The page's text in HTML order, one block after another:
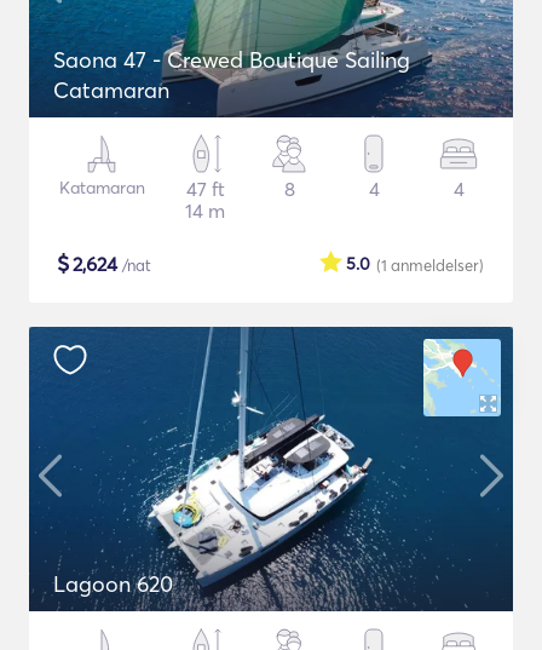
Saona 47 - Crewed Boutique Sailing
Catamaran
Katamaran
47 ft
14 m
8 4 4
$2,624/nat (1 anmeldelser)
5.0
Lagoon 620